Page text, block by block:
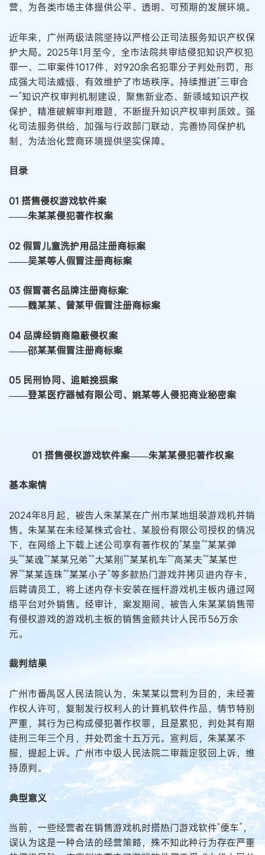
营，为各类市场主体提供公平、透明、可预期的发展环境。
近年来，广州两级法院坚持以严格公正司法服务知识产权保
护大局。2025年1月至今，全市法院共审结侵犯知识产权犯
罪一、二审案件1017件，对920余名犯罪分子判处刑罚，形
成强大司法威慑，有效维护了市场秩序。持续推进“三审合
一”知识产权审判机制建设，聚焦新业态、新领域知识产权
保护，精准破解审判难题，不断提升知识产权审判质效。强
化司法服务供给，加强与行政部门联动，完善协同保护机
制，为法治化营商环境提供坚实保障。
目录
01 搭售侵权游戏软件案
——朱某某侵犯著作权案
02 假冒儿童洗护用品注册商标案
——吴某等人假冒注册商标案
03 假冒著名品牌注册商标案:
——魏某某、曾某甲假冒注册商标案
04 品牌经销商隐蔽侵权案
——邵某某假冒注册商标案
05 民刑协同、追赃挽损案
——登某医疗器械有限公司、姚某等人侵犯商业秘密案
01 搭售侵权游戏软件案——朱某某侵犯著作权案
基本案情
2024年8月起，被告人朱某某在广州市某地组装游戏机并销
售。朱某某在未经某株式会社、某股份有限公司授权的情况
下，在网络上下载上述公司享有著作权的“某皇”“某某弹
头”“某魂”“某某兄弟”“大某刚”“某某机车”“高某夫”“某某世
界”“某某连珠”“某某小子”等多款热门游戏并拷贝进内存卡，
后聘请员工，将上述内存卡安装在摇杆游戏机主板内通过网
络平台对外销售。经审计，案发期间，被告人朱某某销售带
有侵权游戏的游戏机主板的销售金额共计人民币56万余
元。
裁判结果
广州市番禺区人民法院认为，朱某某以营利为目的，未经著
作权人许可，复制发行权利人的计算机软件作品，情节特别
严重，其行为已构成侵犯著作权罪，且是累犯，判处其有期
徒刑三年三个月，并处罚金十五万元。宣判后，朱某某不
服，提起上诉。广州市中级人民法院二审裁定驳回上诉，维
持原判。
典型意义
当前，一些经营者在销售游戏机时搭热门游戏软件“便车”，
误认为这是一种合法的经营策略，殊不知此种行为存在严重